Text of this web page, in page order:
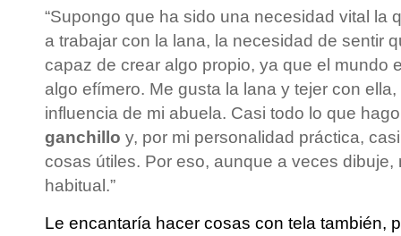
“Supongo que ha sido una necesidad vital la
a trabajar con la lana, la necesidad de sentir
capaz de crear algo propio, ya que el mundo
algo efímero. Me gusta la lana y tejer con
influencia de mi abuela. Casi todo lo que
ganchillo y, por mi personalidad práctica,
cosas útiles. Por eso, aunque a veces dibuje,
habitual.”
Le encantaría hacer cosas con tela también,